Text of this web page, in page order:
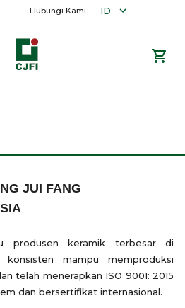
Hubungi Kami ID
JUI FANG
produsen keramik terbesar di
mampu memproduksi
telah menerapkan ISO 9001: 2015
dan bersertifikat internasional.